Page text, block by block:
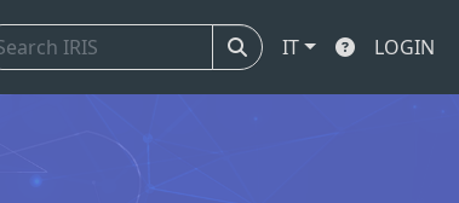
IT LOGIN